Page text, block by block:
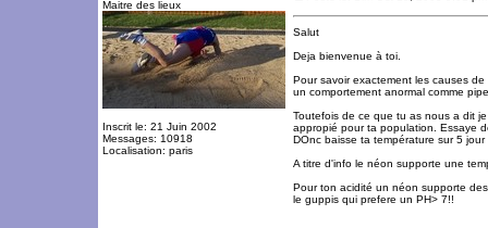
Maitre des lieux
Inscrit le: 21 Juin 2002
Messages: 10918
Localisation: paris
Salut
Deja bienvenue à toi.
Pour savoir exactement les causes
un comportement anormal comme
Toutefois de ce que tu as nous a dit
appropié pour ta population. Essaye
DOnc baisse ta température sur 5 jour
A titre d'info le néon supporte une
Pour ton acidité un néon supporte
le guppis qui prefere un PH> 7!!